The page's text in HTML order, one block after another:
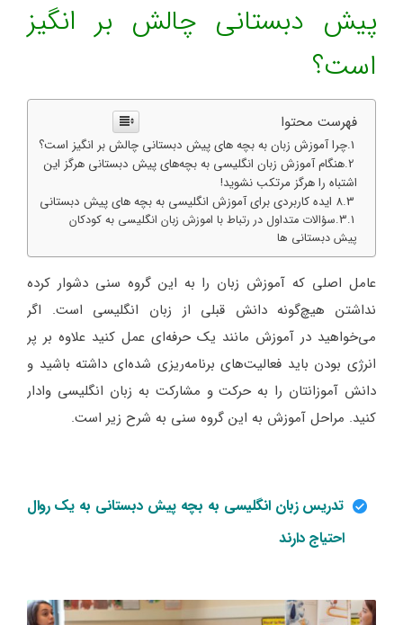
پیش دبستانی چالش بر انگیز
است؟
فهرست محتوا
چرا آموزش زبان به بچه های پیش دبستانی چالش بر انگیز است؟
هنگام آموزش زبان انگلیسی به بچه‌های پیش دبستانی هرگز این
اشتباه را هرگز مرتکب نشوید!
8 ایده کاربردی برای آموزش انگلیسی به بچه های پیش دبستانی
سؤالات متداول در رتباط با اموزش زبان انگلیسی به کودکان
پیش دبستانی ها
عامل اصلی که آموزش زبان را به این گروه سنی دشوار کرده
نداشتن هیچ‌گونه دانش قبلی از زبان انگلیسی است. اگر
می‌خواهید در آموزش مانند یک حرفه‌ای عمل کنید علاوه بر پر
انرژی بودن باید فعالیت‌های برنامه‌ریزی شده‌ای داشته باشید و
دانش آموزانتان را به حرکت و مشارکت به زبان انگلیسی وادار
کنید. مراحل آموزش به این گروه سنی به شرح زیر است.
تدریس زبان انگلیسی به بچه پیش دبستانی به یک روال
احتیاج دارند